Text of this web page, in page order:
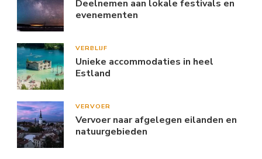
Deelnemen aan lokale festivals en
evenementen
VERBLIJF
Unieke accommodaties in heel
Estland
VERVOER
Vervoer naar afgelegen eilanden en
natuurgebieden